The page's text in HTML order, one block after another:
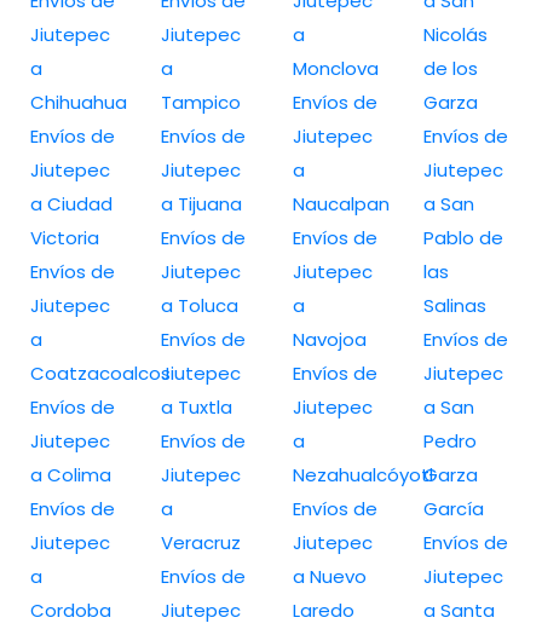
Jiutepec
a
Chihuahua
Envíos de
Jiutepec
a Ciudad
Victoria
Envíos de
Jiutepec
a
Coatzacoalcos
Envíos de
Jiutepec
a Colima
Envíos de
Jiutepec
a
Cordoba
Jiutepec
a
Tampico
Envíos de
Jiutepec
a Tijuana
Envíos de
Jiutepec
a Toluca
Envíos de
Jiutepec
a Tuxtla
Envíos de
Jiutepec
a
Veracruz
Envíos de
Jiutepec
a
Monclova
Envíos de
Jiutepec
a
Naucalpan
Envíos de
Jiutepec
a
Navojoa
Envíos de
Jiutepec
a
Nezahualcóyotl
Envíos de
Jiutepec
a Nuevo
Laredo
Nicolás
de los
Garza
Envíos de
Jiutepec
a San
Pablo de
las
Salinas
Envíos de
Jiutepec
a San
Pedro
Garza
García
Envíos de
Jiutepec
a Santa